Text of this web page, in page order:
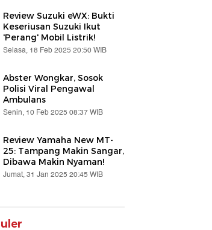
Review Suzuki eWX: Bukti
Keseriusan Suzuki Ikut
'Perang' Mobil Listrik!
Selasa, 18 Feb 2025 20:50 WIB
Abster Wongkar, Sosok
Polisi Viral Pengawal
Ambulans
Senin, 10 Feb 2025 08:37 WIB
Review Yamaha New MT-
25: Tampang Makin Sangar,
Dibawa Makin Nyaman!
Jumat, 31 Jan 2025 20:45 WIB